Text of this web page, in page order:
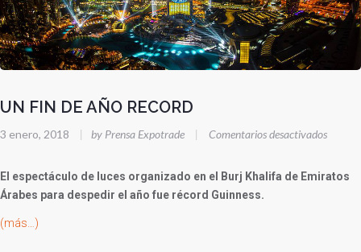
UN FIN DE AÑO RECORD
3 enero, 2018 | by Prensa Expotrade | Comentarios desactivadosen
FIN
El espectáculo de luces organizado en el Burj Khalifa de Emiratos
Árabes para despedir el año fue récord Guinness.
(más…)